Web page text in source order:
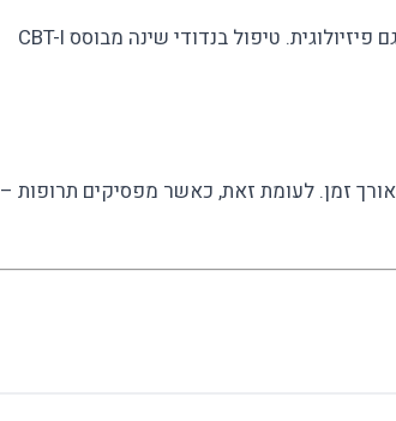
שימוש ממושך בכדורי שינה עלול ליצור תלות פסיכולוגית ולעיתים גם פיזיולוגית. טיפול בנדודי שינה מבוסס CBT-I
זמן. לעומת זאת, כאשר מפסיקים תרופות –